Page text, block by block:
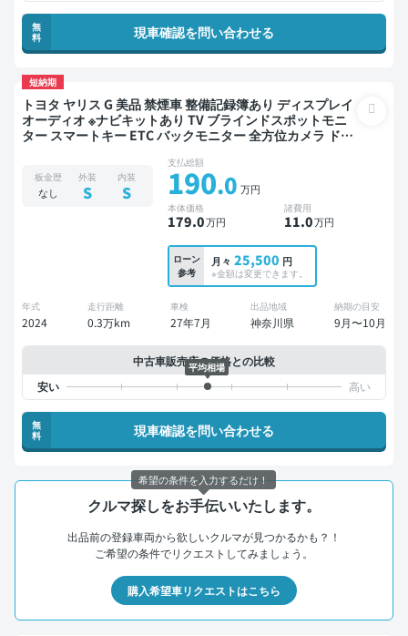
無
料
現車確認を問い合わせる
短納期
トヨタ ヤリス G 美品 禁煙車 整備記録簿あり ディスプレイ
オーディオ ※ナビキットあり TV ブラインドスポットモニ
ター スマートキー ETC バックモニター 全方位カメラ ドラ
板金歴
なし
外装
S
内装
S
支払総額
190.0 万円
本体価格
179.0万円
諸費用
11.0万円
ローン
参考
月々 25,500 円
※金額は変更できます。
年式
2024
走行距離
0.3万km
車検
27年7月
出品地域
神奈川県
納期の目安
9月〜10月
中古車販売店の価格との比較
平均相場
無
料
現車確認を問い合わせる
クルマ探しをお手伝いいたします。
出品前の登録車両から欲しいクルマが見つかるかも？！
ご希望の条件でリクエストしてみましょう。
購入希望車リクエストはこちら
希望の条件を入力するだけ！